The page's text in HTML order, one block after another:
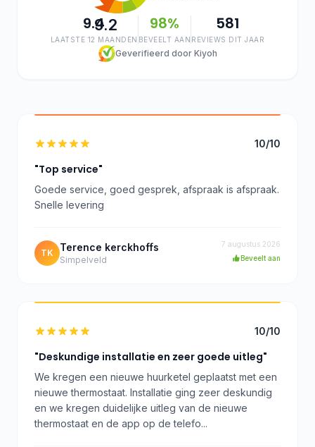
9.2
9.4
LAATSTE 12 MAANDEN
98%
BEVEELT AAN
581
REVIEWS DIT JAAR
Geverifieerd door Kiyoh
10/10
"Top service"
Goede service, goed gesprek, afspraak is afspraak.
Snelle levering
TK Terence kerckhoffs
Simpelveld
7 augustus 2026
Beveelt aan
10/10
"Deskundige installatie en zeer goede uitleg"
We kregen een nieuwe huurketel geplaatst met een
nieuwe thermostaat. Installatie ging zeer deskundig
en we kregen duidelijke uitleg van de nieuwe
thermostaat en de app op de telefo...